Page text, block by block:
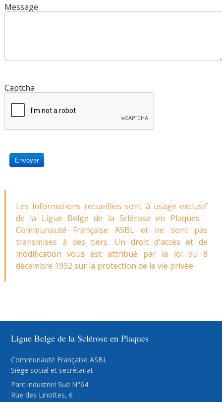
Message
Captcha
Envoyer
Les informations recueillies sont à usage exclusif
de la Ligue Belge de la Sclérose en Plaques -
Communauté Française ASBL et ne sont pas
transmises à des tiers. Un droit d'accès et de
modification vous est attribué par la loi du 8
décembre 1992 sur la protection de la vie privée.
Ligue Belge de la Sclérose en Plaques
Communauté Française ASBL
Siège social et secrétariat
Parc industriel Sud N°64
Rue des Linottes, 6